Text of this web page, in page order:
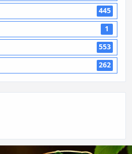
445
1
553
262